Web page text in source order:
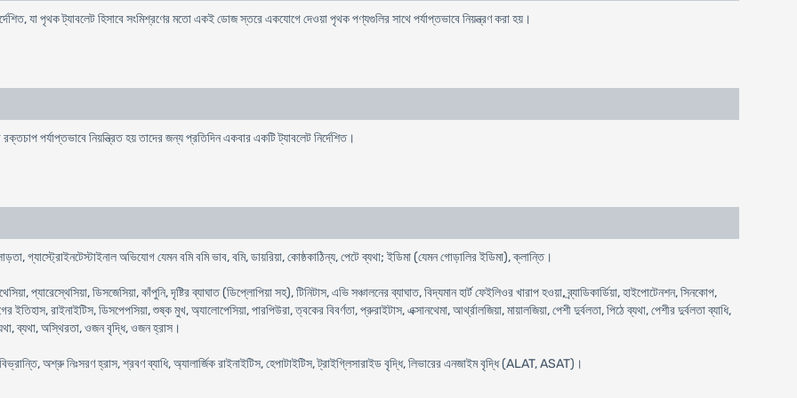
যা পৃথক ট্যাবলেট হিসাবে সংমিশ্রণের মতো একই ডোজ স্তরে একযোগে দেওয়া পৃথক পণ্যগুলির সাথে পর্যাপ্তভাবে নিয়ন্ত্রণ করা হয়।
পর্যাপ্তভাবে নিয়ন্ত্রিত হয় তাদের জন্য প্রতিদিন একবার একটি ট্যাবলেট নির্দেশিত।
গ্যাস্ট্রোইনটেস্টাইনাল অভিযোগ যেমন বমি বমি ভাব, বমি, ডায়রিয়া, কোষ্ঠকাঠিন্য, পেটে ব্যথা; ইডিমা (যেমন গোড়ালির ইডিমা), ক্লান্তি।
প্যারেস্থেসিয়া, ডিসজেসিয়া, কাঁপুনি, দৃষ্টির ব্যাঘাত (ডিপ্লোপিয়া সহ), টিনিটাস, এভি সঞ্চালনের ব্যাঘাত, বিদ্যমান হার্ট ফেইলিওর খারাপ হওয়া, ব্র্যাডিকার্ডিয়া, হাইপোটেনশন, সিনকোপ,
রাইনাইটিস, ডিসপেপসিয়া, শুষ্ক মুখ, অ্যালোপেসিয়া, পারপিউরা, ত্বকের বিবর্ণতা, প্রুরাইটাস, এক্সানথেমা, আর্থ্রালজিয়া, মায়ালজিয়া, পেশী দুর্বলতা, পিঠে ব্যথা, পেশীর দুর্বলতা ব্যাধি,
ব্যথা, অস্থিরতা, ওজন বৃদ্ধি, ওজন হ্রাস।
অশ্রু নিঃসরণ হ্রাস, শ্রবণ ব্যাধি, অ্যালার্জিক রাইনাইটিস, হেপাটাইটিস, ট্রাইগ্লিসারাইড বৃদ্ধি, লিভারের এনজাইম বৃদ্ধি (ALAT, ASAT)।